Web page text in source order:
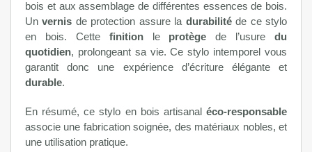
bois et aux assemblage de différentes essences de bois.
Unvernis de protection assure la durabilitéde ce stylo
en bois. Cette finitionle protège de l’usure du
quotidien, prolongeant sa vie. Ce stylo intemporel vous
garantit donc une expérience d’écriture élégante et
durable.
En résumé, ce stylo en bois artisanal éco-responsable
associe une fabrication soignée, des matériaux nobles, et
une utilisation pratique.